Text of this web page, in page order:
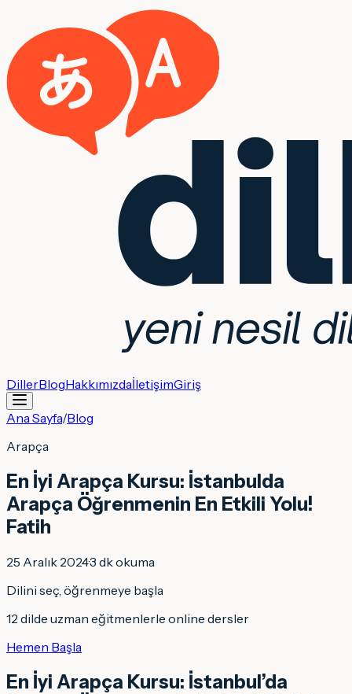
DillerBlogHakkımızdaİletişimGiriş
Ana Sayfa/Blog
Arapça
En İyi Arapça Kursu: İstanbulda
Arapça Öğrenmenin En Etkili Yolu!
Fatih
25 Aralık 2024·3 dk okuma
Dilini seç, öğrenmeye başla
12 dilde uzman eğitmenlerle online dersler
Hemen Başla
En İyi Arapça Kursu: İstanbul’da